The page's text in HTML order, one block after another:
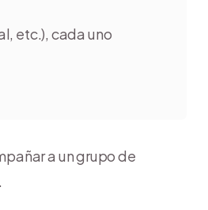
etc.), cada uno
a un grupo de